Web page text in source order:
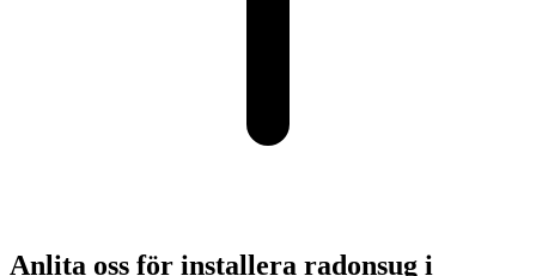
Anlita oss för installera radonsug i